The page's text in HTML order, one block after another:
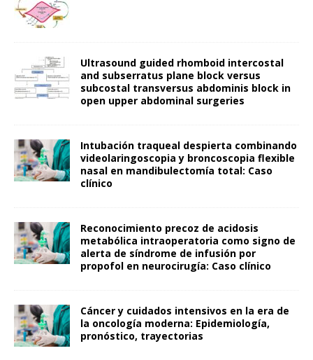
Ultrasound guided rhomboid intercostal
and subserratus plane block versus
subcostal transversus abdominis block in
open upper abdominal surgeries
Intubación traqueal despierta combinando
videolaringoscopia y broncoscopia flexible
nasal en mandibulectomía total: Caso
clínico
Reconocimiento precoz de acidosis
metabólica intraoperatoria como signo de
alerta de síndrome de infusión por
propofol en neurocirugía: Caso clínico
Cáncer y cuidados intensivos en la era de
la oncología moderna: Epidemiología,
pronóstico, trayectorias